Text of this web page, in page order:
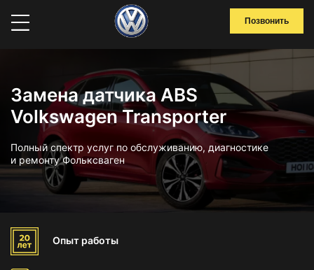
Позвонить
Замена датчика ABS
Volkswagen Transporter
Полный спектр услуг по обслуживанию, диагностике
и ремонту Фольксваген
Опыт работы